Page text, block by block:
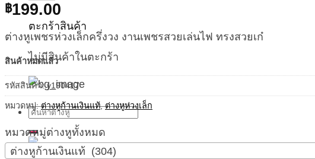
ตะกร้าสินค้า
ไม่มีสินค้าในตะกร้า
ค้นหา:
฿199.00
ต่างหูเพชรห่วงเล็กครึ่งวง งานเพชรสวยเล่นไฟ ทรงสวยเก๋
สินค้าหมดแล้ว
รหัสสินค้า:y190417
หมวดหมู่:ต่างหูก้านเงินแท้,ต่างหูห่วงเล็ก
หมวดหมู่ต่างหูทั้งหมด
ต่างหูก้านเงินแท้ (304)